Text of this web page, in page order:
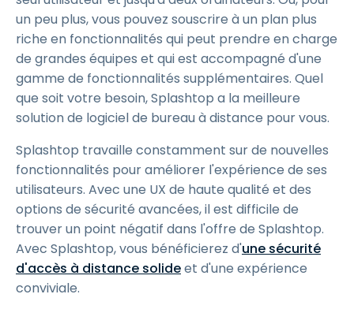
un peu plus, vous pouvez souscrire à un plan plus
riche en fonctionnalités qui peut prendre en charge
de grandes équipes et qui est accompagné d'une
gamme de fonctionnalités supplémentaires. Quel
que soit votre besoin, Splashtop a la meilleure
solution de logiciel de bureau à distance pour vous.
Splashtop travaille constamment sur de nouvelles
fonctionnalités pour améliorer l'expérience de ses
utilisateurs. Avec une UX de haute qualité et des
options de sécurité avancées, il est difficile de
trouver un point négatif dans l'offre de Splashtop.
Avec Splashtop, vous bénéficierez d'une sécurité
d'accès à distance solideet d'une expérience
conviviale.